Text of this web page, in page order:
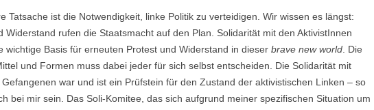
Tatsache ist die Notwendigkeit, linke Politik zu verteidigen. Wir wissen es längst:
Widerstand rufen die Staatsmacht auf den Plan. Solidarität mit den AktivistInnen
wichtige Basis für erneuten Protest und Widerstand in dieser brave new world . Die
und Formen muss dabei jeder für sich selbst entscheiden. Die Solidarität mit
Gefangenen war und ist ein Prüfstein für den Zustand der aktivistischen Linken – so
bei mir sein. Das Soli-Komitee, das sich aufgrund meiner spezifischen Situation um